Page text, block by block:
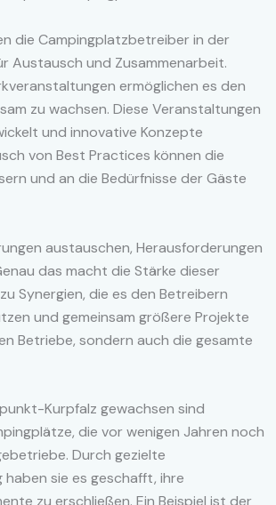
die Campingplatzbetreiber in der
Austausch und Zusammenarbeit.
ermöglichen es den
zu wachsen. Diese Veranstaltungen
und innovative Konzepte
von Best Practices können die
und an die Bedürfnisse der Gäste
austauschen, Herausforderungen
das macht die Stärke dieser
Synergien, die es den Betreibern
und gemeinsam größere Projekte
Betriebe, sondern auch die gesamte
Kurpfalz gewachsen sind
die vor wenigen Jahren noch
Durch gezielte
sie es geschafft, ihre
zu erschließen. Ein Beispiel ist der